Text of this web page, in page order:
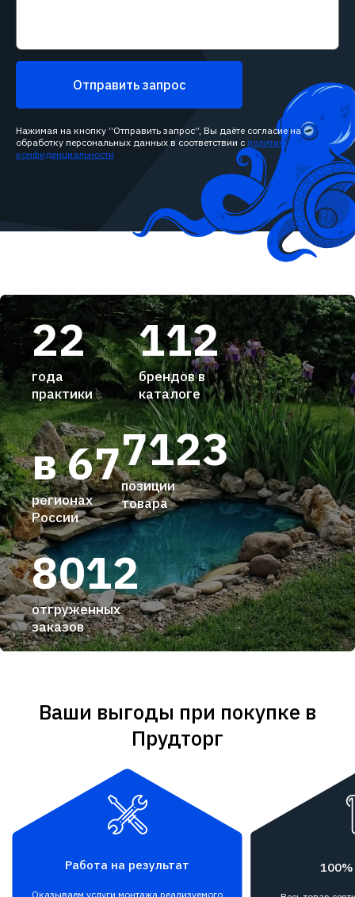
Отправить запрос
Нажимая на кнопку “Отправить запрос”, Вы даёте согласие на
обработку персональных данных в соответствии с политикой
конфиденциальности
22
года
практики
112
брендов в
каталоге
7123
позиции
товара
8012
отгруженных
заказов
в 67
регионах
России
Ваши выгоды при покупке в
Прудторг
Работа на результат
Оказываем услуги монтажа реализуемого